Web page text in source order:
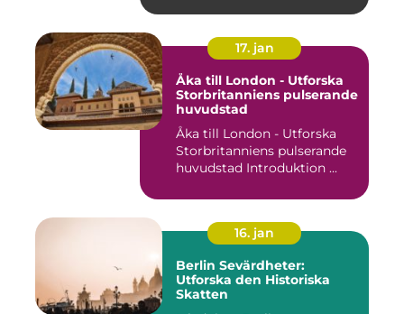
17. jan
Åka till London - Utforska
Storbritanniens pulserande
huvudstad
Åka till London - Utforska
Storbritanniens pulserande
huvudstad Introduktion ...
16. jan
Berlin Sevärdheter:
Utforska den Historiska
Skatten